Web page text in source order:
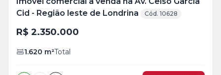
Cid - Região leste de Londrina
Cód. 10628
R$ 2.350.000
1.620 m²Total